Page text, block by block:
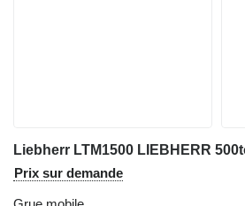
Liebherr LTM1500 LIEBHERR
Prix sur demande